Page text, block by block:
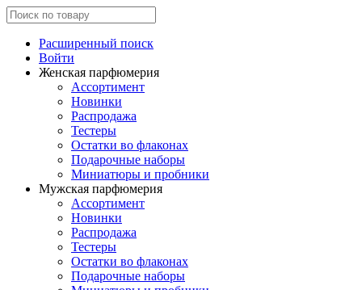
Расширенный поиск
Войти
Женская парфюмерия
Ассортимент
Новинки
Распродажа
Тестеры
Остатки во флаконах
Подарочные наборы
Миниатюры и пробники
Мужская парфюмерия
Ассортимент
Новинки
Распродажа
Тестеры
Остатки во флаконах
Подарочные наборы